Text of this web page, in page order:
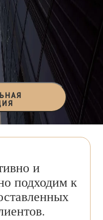
и
подходим к